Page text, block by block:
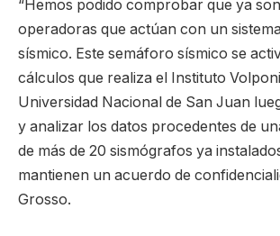
“Hemos podido comprobar que ya
operadoras que actúan con un
sísmico. Este semáforo sísmico se
cálculos que realiza el Instituto
Universidad Nacional de San Juan
y analizar los datos procedentes de
de más de 20 sismógrafos ya
mantienen un acuerdo de
Grosso.